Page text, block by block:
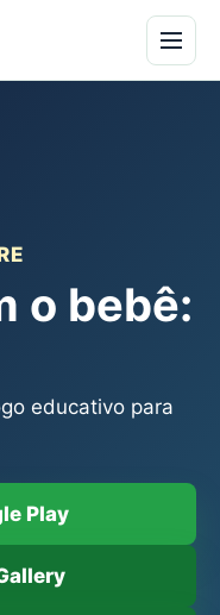
o bebê:
educativo para
Play